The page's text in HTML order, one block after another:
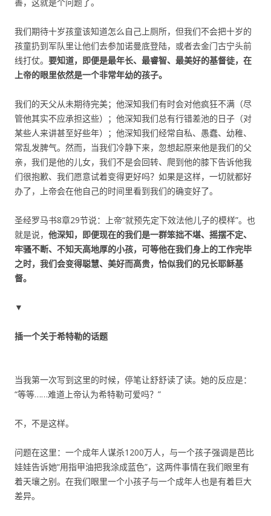
善，这就是个问题了。
我们期待十岁孩童该知道怎么自己上厕所，但我们不会把十岁的
孩童扔到军队里让他们去参加诺曼底登陆，或者去金门古宁头前
线打仗。 要知道，即便是最年长、最睿智、最美好的基督徒，在
上帝的眼里依然是一个非常年幼的孩子。
我们的天父从未期待完美；他深知我们有时会对他疯狂不满（尽
管他其实不应承担这些）；他深知我们总有行错差池的日子（对
某些人来讲甚至好些年）；他深知我们经常自私、愚蠢、幼稚、
常乱发脾气。然而，当我们冷静下来，忽想起原来他是我们的父
亲，我们是他的儿女，我们不是会回转、爬到他的膝下告诉他我
们很抱歉、我们愿意试着变得更好吗？如果是这样，一切就都好
办了，上帝会在他自己的时间里看到我们的确变好了。
圣经罗马书8章29节说：上帝“就预先定下效法他儿子的模样”。也
就是说， 他深知，即便现在的我们是一群笨拙不堪、摇摆不定、
牢骚不断、不知天高地厚的小孩，可等他在我们身上的工作完毕
之时，我们会变得聪慧、美好而高贵，恰似我们的兄长耶稣基
督。
▼
插一个关于希特勒的话题
当我第一次写到这里的时候，停笔让舒舒读了读。她的反应是：
“等等……难道上帝认为希特勒可爱吗？”
不，不是这样。
问题在这里：一个成年人谋杀1200万人，与一个孩子强调是芭比
娃娃告诉她“用指甲油把我涂成蓝色”，这两件事情在我们眼里有
着天壤之别。在我们眼里一个小孩子与一个成年人也是有着巨大
差异。